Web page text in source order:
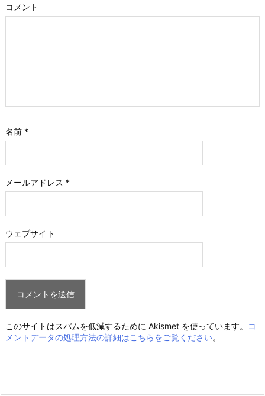
コメント
名前 *
メールアドレス *
ウェブサイト
このサイトはスパムを低減するために Akismet を使っています。
コ
メントデータの処理方法の詳細はこちらをご覧ください。